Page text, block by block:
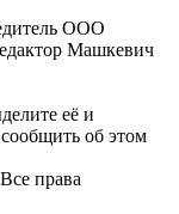
ООО
Машкевич
её и
об этом
права